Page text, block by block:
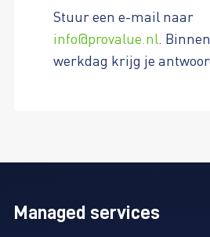
Stuur een e-mail naar
info@provalue.nl.
werkdag krijg je
Managed services